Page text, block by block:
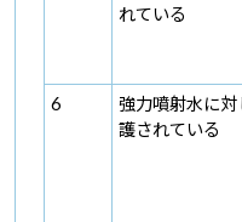
れている
6
強力噴射水に対
護されている